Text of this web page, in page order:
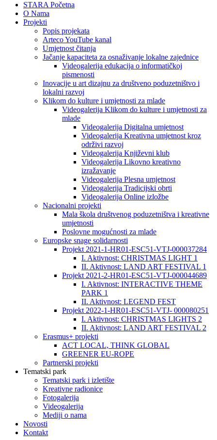
STARA Početna
O Nama
Projekti
Popis projekata
Arteco YouTube kanal
Umjetnost čitanja
Jačanje kapaciteta za osnaživanje lokalne zajednice
Videogalerija edukacija o informatičkoj
pismenosti
Inovacije u art dizajnu za društveno poduzetništvo i
lokalni razvoj
Klikom do kulture i umjetnosti za mlade
Videogalerija Klikom do kulture i umjetnosti za
mlade
Videogalerija Digitalna umjetnost
Videogalerija Kreativna umjetnost kroz
održivi razvoj
Videogalerija Književni klub
Videogalerija Likovno kreativno
izražavanje
Videogalerija Plesna umjetnost
Videogalerija Tradicijski obrti
Videogalerija Online izložbe
Nacionalni projekti
Mala škola društvenog poduzetništva i kreativne
umjetnosti
Poslovne mogućnosti za mlade
Europske snage solidarnosti
Projekt 2021-1-HR01-ESC51-VTJ-000037284
I. Aktivnost: CHRISTMAS LIGHT 1
II. Aktivnost: LAND ART FESTIVAL 1
Projekt 2021-2-HR01-ESC51-VTJ-000044689
I. Aktivnost: INTERACTIVE THEME
PARK 1
II. Aktivnost: LEGEND FEST
Projekt 2022-1-HR01-ESC51-VTJ- 000080251
I. Aktivnost: CHRISTMAS LIGHTS 2
II. Aktivnost: LAND ART FESTIVAL 2
Erasmus+ projekti
ACT LOCAL, THINK GLOBAL
GREENER EU-ROPE
Partnerski projekti
Tematski park
Tematski park i izletište
Kreativne radionice
Fotogalerija
Videogalerija
Mediji o nama
Novosti
Kontakt